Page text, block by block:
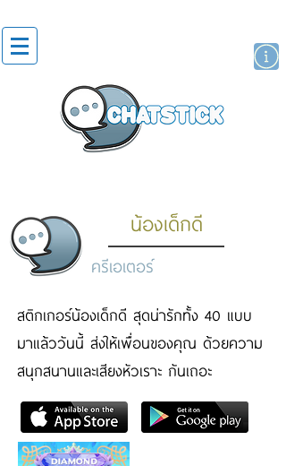
น้องเด็กดี
ครีเอเตอร์
สติกเกอร์น้องเด็กดี สุดน่ารักทั้ง 40 แบบ
มาแล้ววันนี้ ส่งให้เพื่อนของคุณ ด้วยความ
สนุกสนานและเสียงหัวเราะ กันเถอะ